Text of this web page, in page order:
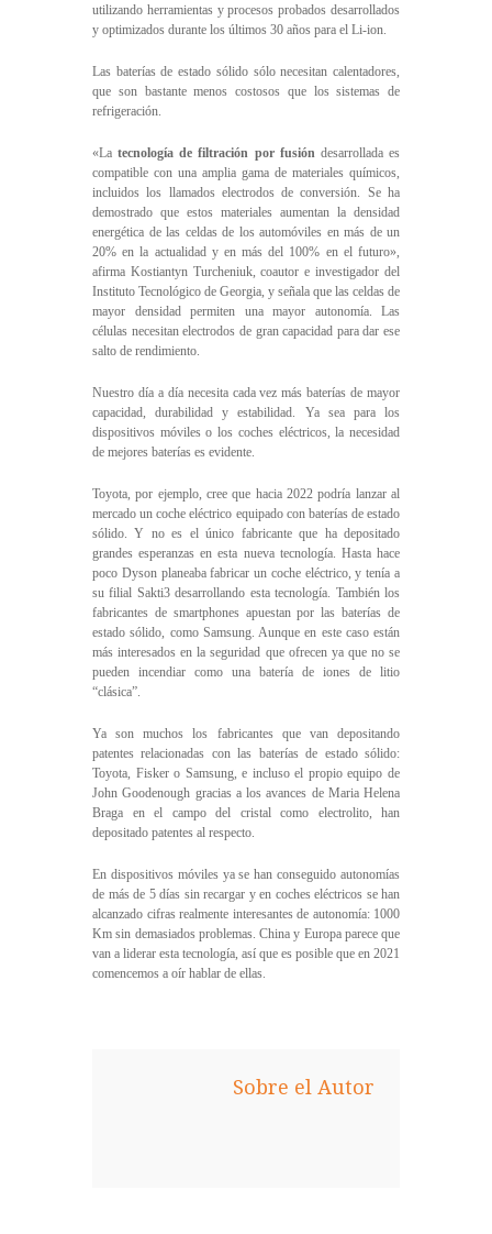
utilizando herramientas y procesos probados desarrollados
y optimizados durante los últimos 30 años para el Li-ion.
Las baterías de estado sólido sólo necesitan calentadores,
que son bastante menos costosos que los sistemas de
refrigeración.
«Latecnología de filtración por fusióndesarrollada es
compatible con una amplia gama de materiales químicos,
incluidos los llamados electrodos de conversión. Se ha
demostrado que estos materiales aumentan la densidad
energética de las celdas de los automóviles en más de un
20% en la actualidad y en más del 100% en el futuro»,
afirma Kostiantyn Turcheniuk, coautor e investigador del
Instituto Tecnológico de Georgia, y señala que las celdas de
mayor densidad permiten una mayor autonomía. Las
células necesitan electrodos de gran capacidad para dar ese
salto de rendimiento.
Nuestro día a día necesita cada vez más baterías de mayor
capacidad, durabilidad y estabilidad. Ya sea para los
dispositivos móviles o los coches eléctricos, la necesidad
de mejores baterías es evidente.
Toyota, por ejemplo, cree que hacia 2022 podría lanzar al
mercado un coche eléctrico equipado con baterías de estado
sólido. Y no es el único fabricante que ha depositado
grandes esperanzas en esta nueva tecnología. Hasta hace
poco Dyson planeaba fabricar un coche eléctrico, y tenía a
su filial Sakti3 desarrollando esta tecnología. También los
fabricantes de smartphones apuestan por las baterías de
estado sólido, como Samsung. Aunque en este caso están
más interesados en la seguridad que ofrecen ya que no se
pueden incendiar como una batería de iones de litio
“clásica”.
Ya son muchos los fabricantes que van depositando
patentes relacionadas con las baterías de estado sólido:
Toyota, Fisker o Samsung, e incluso el propio equipo de
John Goodenough gracias a los avances de Maria Helena
Braga en el campo del cristal como electrolito, han
depositado patentes al respecto.
En dispositivos móviles ya se han conseguido autonomías
de más de 5 días sin recargar y en coches eléctricos se han
alcanzado cifras realmente interesantes de autonomía: 1000
Km sin demasiados problemas. China y Europa parece que
van a liderar esta tecnología, así que es posible que en 2021
comencemos a oír hablar de ellas.
Sobre el Autor